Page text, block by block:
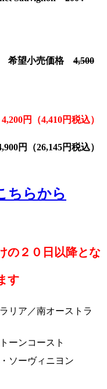
希望小売価格 4,500
4,200円（4,410円税込）
円（26,145円税込）
ちらから
の２０日以降とな
す
リア／南オーストラ
ーンコースト
ソーヴィニヨン